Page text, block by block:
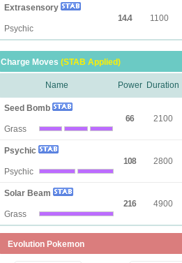
Extrasensory
Psychic
14.4 1100
Charge Moves (STAB Applied)
Name Power Duration
Seed Bomb
Grass
66 2100
Psychic
Psychic
108 2800
Solar Beam
Grass
216 4900
Evolution Pokemon